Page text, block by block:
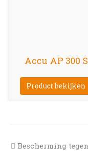
Accu AP 300 S
Product bekijken
previous
Bescherming tegen